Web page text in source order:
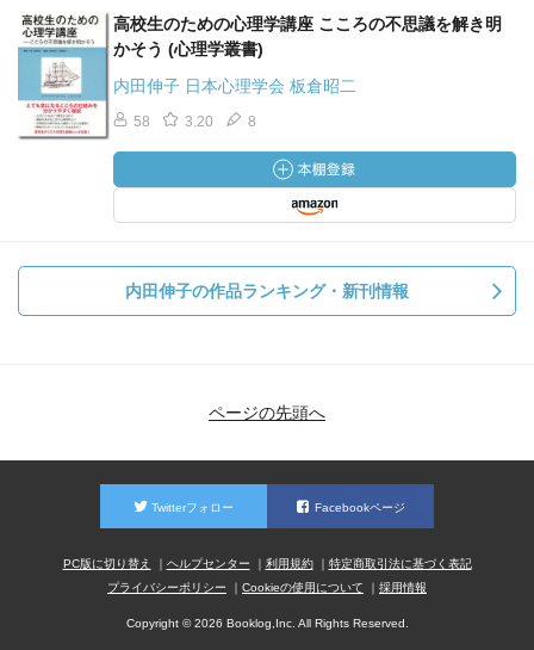
高校生のための心理学講座 こころの不思議を解き明
かそう (心理学叢書)
内田伸子 日本心理学会 板倉昭二
58 3.20 8
内田伸子の作品ランキング・新刊情報
ページの先頭へ
Twitterフォロー Facebookページ
PC版に切り替え ヘルプセンター 利用規約
特定商取引法に基づく表記
プライバシーポリシー
Cookieの使用について 採用情報
Copyright © 2026 Booklog,Inc. All Rights Reserved.